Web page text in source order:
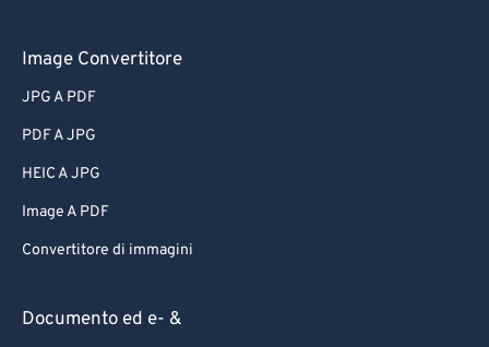
Image Convertitore
JPG A PDF
PDF A JPG
HEIC A JPG
Image A PDF
Convertitore di immagini
Documento ed e- &